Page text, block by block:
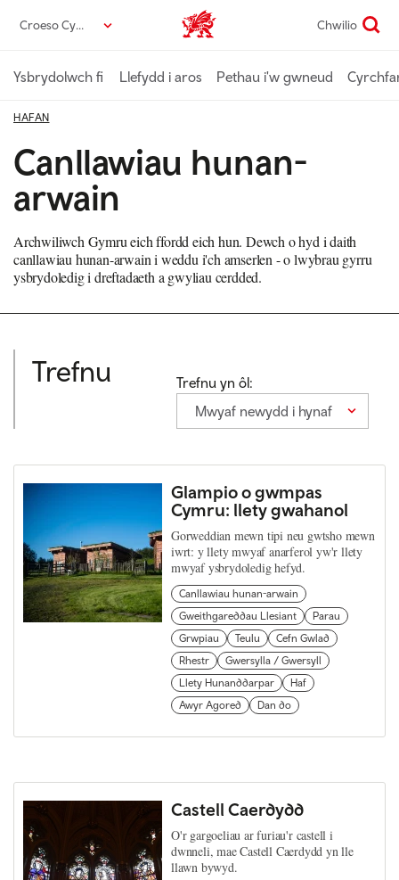
gynnwys
Croeso Cymru Croeso Cymru home Chwilio
Ysbrydolwch fi Llefydd i aros Pethau i'w gwneud
HAFAN
Canllawiau hunan-
arwain
Archwiliwch Gymru eich ffordd eich hun. Dewch o hyd i daith
canllawiau hunan-arwain i weddu i'ch amserlen - o lwybrau gyrru
ysbrydoledig i dreftadaeth a gwyliau cerdded.
Trefnu
Trefnu yn ôl:
Mwyaf newydd i hynaf
Glampio o gwmpas
Cymru: llety gwahanol
Gorweddian mewn tipi neu gwtsho mewn
iwrt: y llety mwyaf anarferol yw'r llety
mwyaf ysbrydoledig hefyd.
Canllawiau hunan-arwain
Gweithgareddau Llesiant
Parau
Grwpiau
Teulu
Cefn Gwlad
Rhestr
Gwersylla / Gwersyll
Llety Hunanddarpar
Haf
Awyr Agored
Dan do
Castell Caerdydd
O'r gargoeliau ar furiau'r castell i
dwnneli, mae Castell Caerdydd yn lle
llawn bywyd.